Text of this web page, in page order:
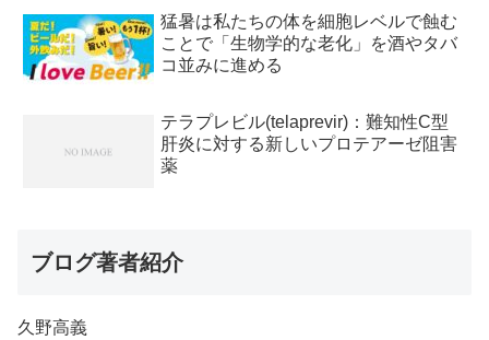
猛暑は私たちの体を細胞レベルで蝕む
ことで「生物学的な老化」を酒やタバ
コ並みに進める
テラプレビル(telaprevir)：難知性C型
肝炎に対する新しいプロテアーゼ阻害
薬
ブログ著者紹介
久野高義